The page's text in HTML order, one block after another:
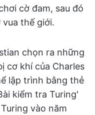
cờ đam, sau đó
thế giới.
chọn ra những
cơ khí của Charles
lập trình bằng thẻ
kiểm tra Turing'
vào năm